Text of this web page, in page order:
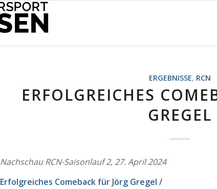
ERGEBNISSE, RCN
ERFOLGREICHES
GREGEL
Nachschau RCN-Saisonlauf 2, 27. April 2024
Erfolgreiches Comeback für Jörg Gregel /